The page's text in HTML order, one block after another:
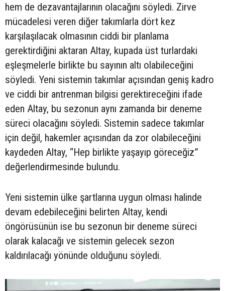
hem de dezavantajlarının olacağını söyledi. Zirve
mücadelesi veren diğer takımlarla dört kez
karşılaşılacak olmasının ciddi bir planlama
gerektirdiğini aktaran Altay, kupada üst turlardaki
eşleşmelerle birlikte bu sayının altı olabileceğini
söyledi. Yeni sistemin takımlar açısından geniş kadro
ve ciddi bir antrenman bilgisi gerektireceğini ifade
eden Altay, bu sezonun aynı zamanda bir deneme
süreci olacağını söyledi. Sistemin sadece takımlar
için değil, hakemler açısından da zor olabileceğini
kaydeden Altay, “Hep birlikte yaşayıp göreceğiz”
değerlendirmesinde bulundu.
Yeni sistemin ülke şartlarına uygun olması halinde
devam edebileceğini belirten Altay, kendi
öngörüsünün ise bu sezonun bir deneme süreci
olarak kalacağı ve sistemin gelecek sezon
kaldırılacağı yönünde olduğunu söyledi.